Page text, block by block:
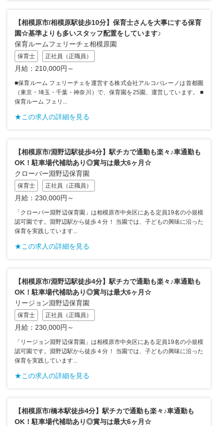
【相模原市/相模原駅徒歩10分】保育士さんを大事にする保育
園☆基準よりも多いスタッフ配置をしています♪
保育ルームフェリーチェ相模原園
保育士 正社員（正職員）
月給：210,000円～
■保育ルーム フェリーチェを運営する株式会社アルコバレーノは首都圏
（東京・埼玉・千葉・神奈川）で、保育園を25園、運営しています。 ■
保育ルーム フェリ...
★この求人の詳細を見る
【相模原市/淵野辺駅徒歩4分】駅チカで通勤も楽々♪車通勤も
OK！駐車場代補助あり◎賞与は最大6ヶ月☆
クローバー淵野辺保育園
保育士 正社員（正職員）
月給：230,000円～
「クローバー淵野辺保育園」は相模原市中央区にある定員19名の小規模
認可園です。淵野辺駅から徒歩４分！ 当園では、子どもの興味に沿った
保育を実践しています...
★この求人の詳細を見る
【相模原市/淵野辺駅徒歩4分】駅チカで通勤も楽々♪車通勤も
OK！駐車場代補助あり◎賞与は最大6ヶ月☆
リージョン淵野辺保育園
保育士 正社員（正職員）
月給：230,000円～
「リージョン淵野辺保育園」は相模原市中央区にある定員19名の小規模
認可園です。淵野辺駅から徒歩４分！ 当園では、子どもの興味に沿った
保育を実践しています...
★この求人の詳細を見る
【相模原市/橋本駅徒歩4分】駅チカで通勤も楽々♪車通勤も
OK！駐車場代補助あり◎賞与は最大6ヶ月☆